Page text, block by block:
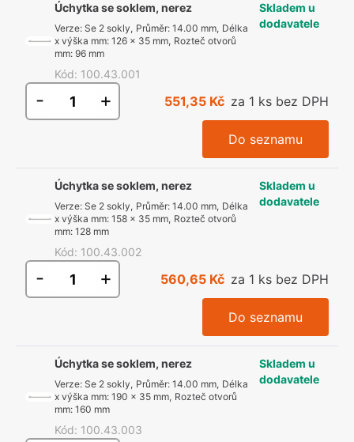
Úchytka se soklem, nerez
Verze: Se 2 sokly, Průměr:14.00 mm, Délka
x výška mm:126 x 35 mm, Rozteč otvorů
mm:96 mm
Kód: 100.43.001
Skladem u
dodavatele
- + 551,35 Kč za 1 ks bez DPH
Do seznamu
Úchytka se soklem, nerez
Verze: Se 2 sokly, Průměr: 14.00 mm, Délka
x výška mm: 158 x 35 mm, Rozteč otvorů
mm: 128 mm
Kód: 100.43.002
Skladem u
dodavatele
- + 560,65 Kč za 1 ks bez DPH
Do seznamu
Úchytka se soklem, nerez
Verze: Se 2 sokly, Průměr: 14.00 mm, Délka
x výška mm: 190 x 35 mm, Rozteč otvorů
mm: 160 mm
Kód: 100.43.003
Skladem u
dodavatele